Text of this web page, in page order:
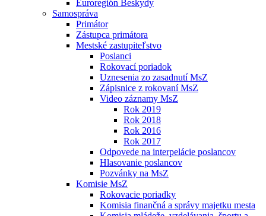
Euroregión Beskydy
Samospráva
Primátor
Zástupca primátora
Mestské zastupiteľstvo
Poslanci
Rokovací poriadok
Uznesenia zo zasadnutí MsZ
Zápisnice z rokovaní MsZ
Video záznamy MsZ
Rok 2019
Rok 2018
Rok 2016
Rok 2017
Odpovede na interpelácie poslancov
Hlasovanie poslancov
Pozvánky na MsZ
Komisie MsZ
Rokovacie poriadky
Komisia finančná a správy majetku mesta